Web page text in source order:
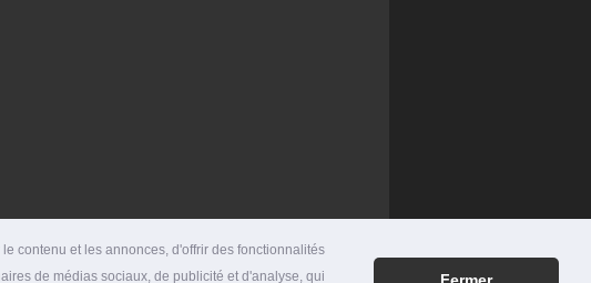
contenu et les annonces, d'offrir des fonctionnalités
de médias sociaux, de publicité et d'analyse, qui
Fermer